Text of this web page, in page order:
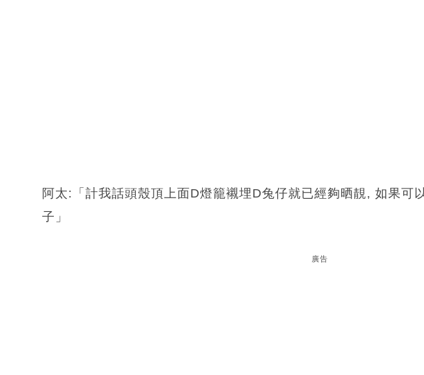
阿太:「計我話頭殼頂上面D燈籠襯埋D兔仔就已經夠晒靚, 如果可
子」
廣告